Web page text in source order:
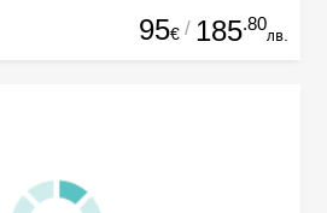
95€ / 185.80
лв.